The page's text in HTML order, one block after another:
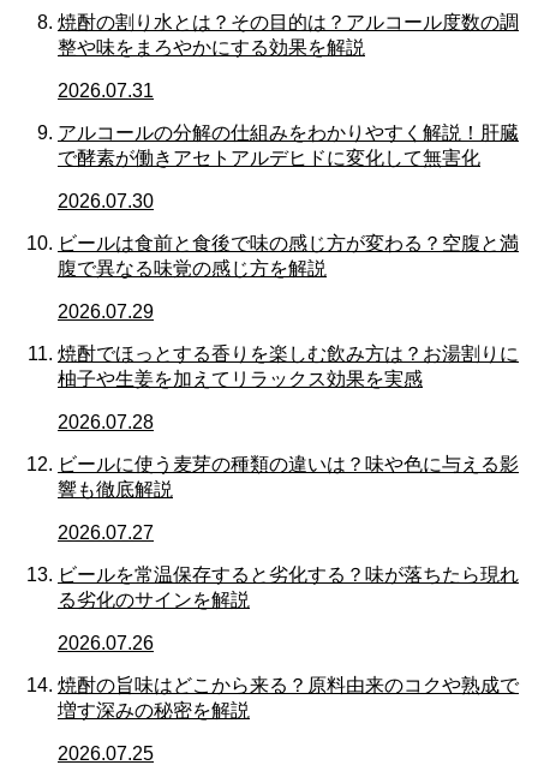
焼酎の割り水とは？その目的は？アルコール度数の調
整や味をまろやかにする効果を解説
2026.07.31
アルコールの分解の仕組みをわかりやすく解説！肝臓
で酵素が働きアセトアルデヒドに変化して無害化
2026.07.30
ビールは食前と食後で味の感じ方が変わる？空腹と満
腹で異なる味覚の感じ方を解説
2026.07.29
焼酎でほっとする香りを楽しむ飲み方は？お湯割りに
柚子や生姜を加えてリラックス効果を実感
2026.07.28
ビールに使う麦芽の種類の違いは？味や色に与える影
響も徹底解説
2026.07.27
ビールを常温保存すると劣化する？味が落ちたら現れ
る劣化のサインを解説
2026.07.26
焼酎の旨味はどこから来る？原料由来のコクや熟成で
増す深みの秘密を解説
2026.07.25